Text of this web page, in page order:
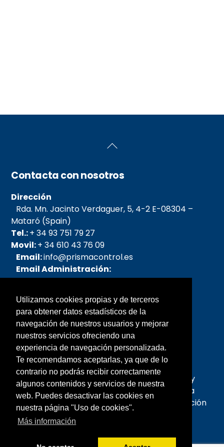
Utilizamos cookies propias y de terceros
para obtener datos estadísticos de la
navegación de nuestros usuarios y mejorar
nuestros servicios ofreciendo una
experiencia de navegación personalizada.
Te recomendamos aceptarlas, ya que de lo
contrario no podrás recibir correctamente
algunos contenidos y servicios de nuestra
web. Puedes desactivar las cookies en
nuestra página "Uso de cookies".
Más información
Back
© 2018 · Prisma Control S.L.
Contacta con nosotros
Dirección
Rda. Mn. Jacinto Verdaguer, 5, 4-2 E-08304 –
Mataró (Spain)
Tel.:+ 34 93 751 79 27
Movil:+ 34 610 43 76 09
Email:info@prismacontrol.es
Email Administración:
admin@prismacontrol.es
pedidos@prismacontrol.es
Email SAT: sat@prismacontrol.es
Sobre nosotros
Prisma fue creada en el año 2005, la forman
personas con mas de 25 años de experiencia y
profesionalidad en el campo de la Microscopia
Óptica y Quirúrgica, así como en Instrumentación
Analítica y de laboratorio.